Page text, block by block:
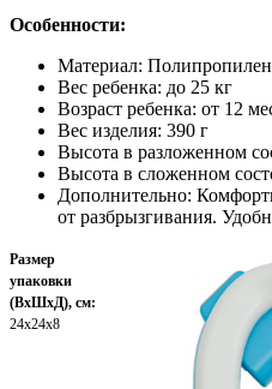
Особенности:
Материал: Полипропилен
Вес ребенка: до 25 кг
Возраст ребенка: от 12
Вес изделия: 390 г
Высота в разложенном
Высота в сложенном
Дополнительно:
от разбрызгивания.
Размер
упаковки
(ВхШхД), см:
24x24x8